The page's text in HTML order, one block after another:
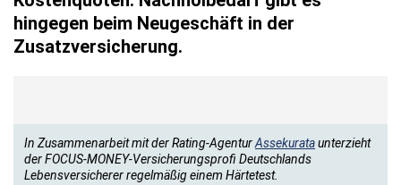
hingegen beim Neugeschäft in der
Zusatzversicherung.
In Zusammenarbeit mit der Rating-AgenturAssekurataunterzieht
der FOCUS-MONEY-Versicherungsprofi Deutschlands
Lebensversicherer regelmäßig einem Härtetest.